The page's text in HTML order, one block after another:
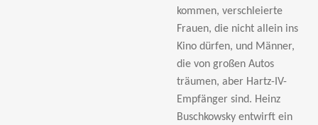
kommen, verschleierte
Frauen, die nicht allein ins
Kino dürfen, und Männer,
die von großen Autos
träumen, aber Hartz-IV-
Empfänger sind. Heinz
Buschkowsky entwirft ein